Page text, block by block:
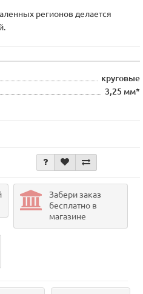
регионов делается
круговые
3,25 мм*
Забери заказ
бесплатно в
магазине